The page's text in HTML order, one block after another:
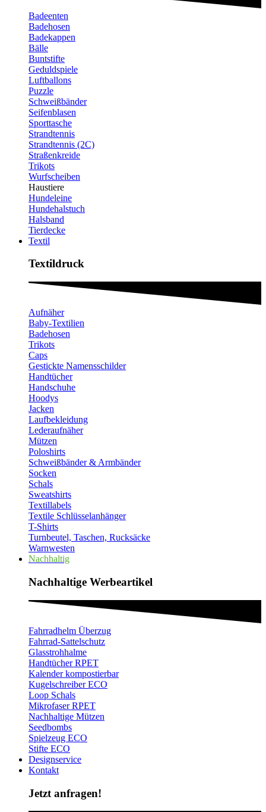
Badeenten
Badehosen
Badekappen
Bälle
Buntstifte
Geduldspiele
Luftballons
Puzzle
Schweißbänder
Seifenblasen
Sporttasche
Strandtennis
Strandtennis (2C)
Straßenkreide
Trikots
Wurfscheiben
Haustiere
Hundeleine
Hundehalstuch
Halsband
Tierdecke
Textil
Textildruck​
Aufnäher
Baby-Textilien
Badehosen
Trikots
Caps
Gestickte Namensschilder
Handtücher
Handschuhe
Hoodys
Jacken
Laufbekleidung
Lederaufnäher
Mützen
Poloshirts
Schweißbänder & Armbänder
Socken
Schals
Sweatshirts
Textillabels
Textile Schlüsselanhänger
T-Shirts
Turnbeutel, Taschen, Rucksäcke
Warnwesten
Nachhaltig
Nachhaltige Werbeartikel​
Fahrradhelm Überzug
Fahrrad-Sattelschutz
Glasstrohhalme
Handtücher RPET
Kalender kompostierbar
Kugelschreiber ECO
Loop Schals
Mikrofaser RPET
Nachhaltige Mützen
Seedbombs
Spielzeug ECO
Stifte ECO
Designservice
Kontakt
Jetzt anfragen!